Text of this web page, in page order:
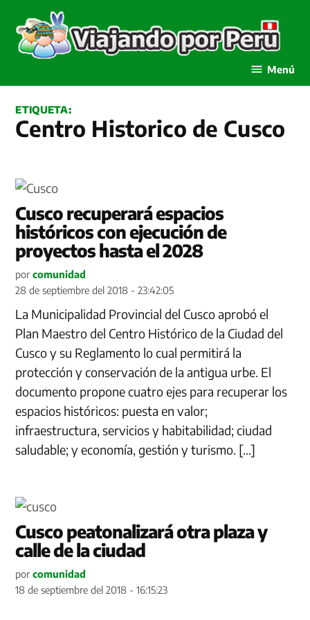
contenido
Menú
ETIQUETA:
Centro Historico de Cusco
Cusco recuperará espacios
históricos con ejecución de
proyectos hasta el 2028
por comunidad
28 de septiembre del 2018 - 23:42:05
La Municipalidad Provincial del Cusco aprobó el
Plan Maestro del Centro Histórico de la Ciudad del
Cusco y su Reglamento lo cual permitirá la
protección y conservación de la antigua urbe. El
documento propone cuatro ejes para recuperar los
espacios históricos: puesta en valor;
infraestructura, servicios y habitabilidad; ciudad
saludable; y economía, gestión y turismo. […]
Cusco peatonalizará otra plaza y
calle de la ciudad
por comunidad
18 de septiembre del 2018 - 16:15:23